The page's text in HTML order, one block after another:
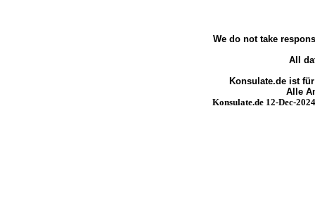
We do not take
All
Konsulate.de ist
Alle
Konsulate.de 12-Dec-